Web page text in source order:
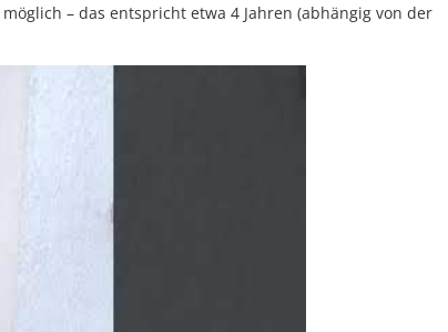
möglich – das entspricht etwa 4 Jahren (abhängig von der